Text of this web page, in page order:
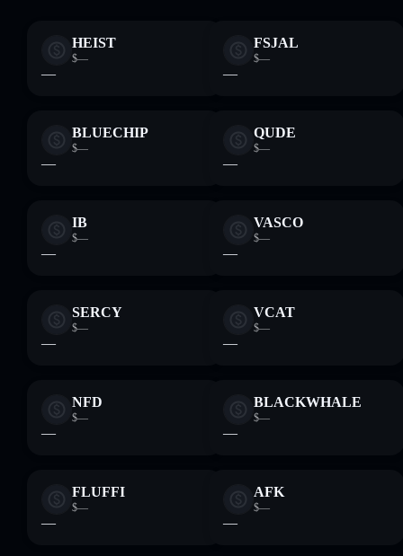
HEIST
$—
—
FSJAL
$—
—
BLUECHIP
$—
—
QUDE
$—
—
IB
$—
—
VASCO
$—
—
SERCY
$—
—
VCAT
$—
—
NFD
$—
—
BLACKWHALE
$—
—
FLUFFI
$—
—
AFK
$—
—